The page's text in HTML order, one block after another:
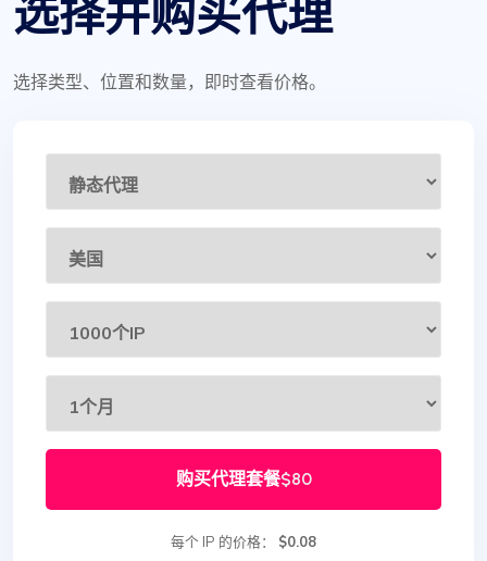
选择并购买代理
选择类型、位置和数量，即时查看价格。
购买代理套餐$80
每个 IP 的价格： $0.08